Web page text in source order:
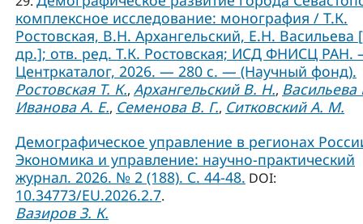
комплексное исследование: монография / Т.К.
Ростовская, В.Н. Архангельский, Е.Н. Васильева
др.]; отв. ред. Т.К. Ростовская; ИСД ФНИСЦ
Центркаталог, 2026. — 280 с. — (Научный фонд).
Ростовская Т. К., Архангельский В. Н., Васильева
Иванова А. Е., Семенова В. Г., Ситковский А. М.
Демографическое управление в регионах
Экономика и управление: научно-практический
журнал. 2026. № 2 (188). С. 44-48. DOI:
10.34773/EU.2026.2.7.
Вазиров З. К.